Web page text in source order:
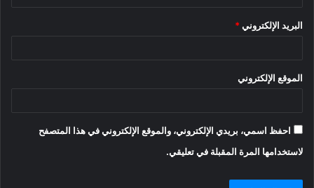
البريد الإلكتروني *
الموقع الإلكتروني
احفظ اسمي، بريدي الإلكتروني، والموقع الإلكتروني في هذا المتصفح
لاستخدامها المرة المقبلة في تعليقي.